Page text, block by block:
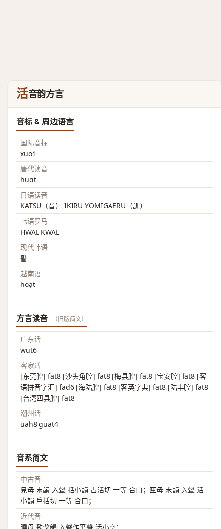
活音韵方言
音标 & 周边语言
国际音标
xuo˧˥
唐代读音
huɑt
日语读音
KATSU（音） IKIRU YOMIGAERU（訓）
韩语罗马
HWAL KWAL
现代韩语
활
越南语
hoạt
方言读音 （旧版简文）
广东话
wut6
客家话
[东莞腔] fat8 [沙头角腔] fat8 [梅县腔] fat8 [宝安腔] fat8 [客
语拼音字汇] fad6 [海陆腔] fat8 [客英字典] fat8 [陆丰腔] fat8
[台湾四县腔] fat8
潮州话
uah8 guat4
音系简文
中古音
見母 末韻 入聲 括小韻 古活切 一等 合口；匣母 末韻 入聲 活
小韻 戶括切 一等 合口；
近代音
曉母 歌戈韻 入聲作平聲 活小空；